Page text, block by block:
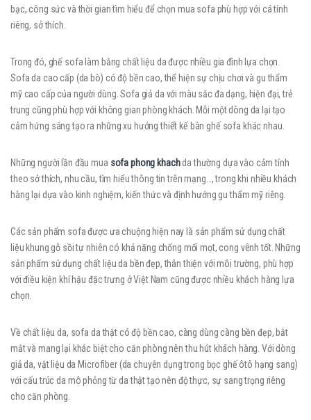
bạc, công sức và thời gian tìm hiểu để chọn mua sofa phù hợp với cá tính
riêng, sở thích.
Trong đó, ghế sofa làm bằng chất liệu da được nhiều gia đình lựa chọn.
Sofa da cao cấp (da bò) có độ bền cao, thể hiện sự chịu chơi và gu thẩm
mỹ cao cấp của người dùng. Sofa giả da với màu sắc đa dạng, hiện đại, trẻ
trung cũng phù hợp với không gian phòng khách. Mỗi một dòng da lại tạo
cảm hứng sáng tạo ra những xu hướng thiết kế bàn ghế sofa khác nhau.
Những người lần đầu mua sofa phong khachda thường dựa vào cảm tính
theo sở thích, nhu cầu, tìm hiểu thông tin trên mạng…, trong khi nhiều khách
hàng lại dựa vào kinh nghiệm, kiến thức và định hướng gu thẩm mỹ riêng.
Các sản phẩm sofa được ưa chuộng hiện nay là sản phẩm sử dụng chất
liệu khung gỗ sồi tự nhiên có khả năng chống mối mọt, cong vênh tốt. Những
sản phẩm sử dụng chất liệu da bền đẹp, thân thiện với môi trường, phù hợp
với điều kiện khí hậu đặc trưng ở Việt Nam cũng được nhiều khách hàng lựa
chọn.
Về chất liệu da, sofa da thật có độ bền cao, càng dùng càng bền đẹp, bắt
mắt và mang lại khác biệt cho căn phòng nên thu hút khách hàng. Với dòng
giả da, vật liệu da Microfiber (da chuyên dụng trong bọc ghế ôtô hạng sang)
với cấu trúc da mô phỏng từ da thật tạo nên độ thực, sự sang trọng riêng
cho căn phòng.